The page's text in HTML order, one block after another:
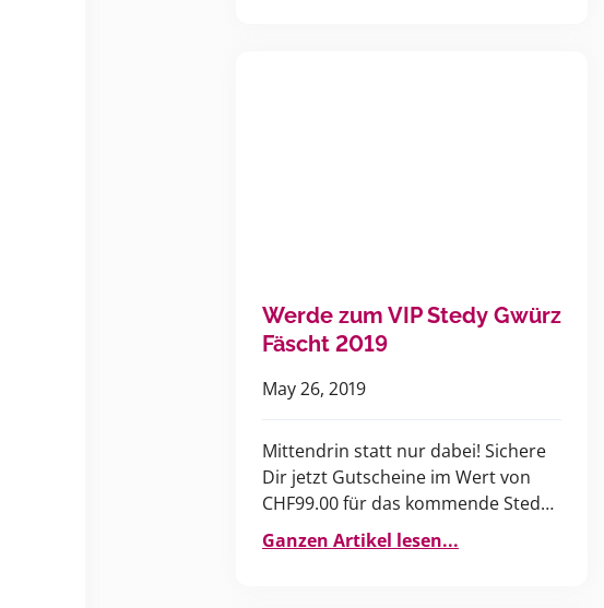
Werde zum VIP Stedy Gwürz
Fäscht 2019
May 26, 2019
Mittendrin statt nur dabei! Sichere
Dir jetzt Gutscheine im Wert von
CHF99.00 für das kommende Stedy
Fäscht 2019
Ganzen Artikel lesen...